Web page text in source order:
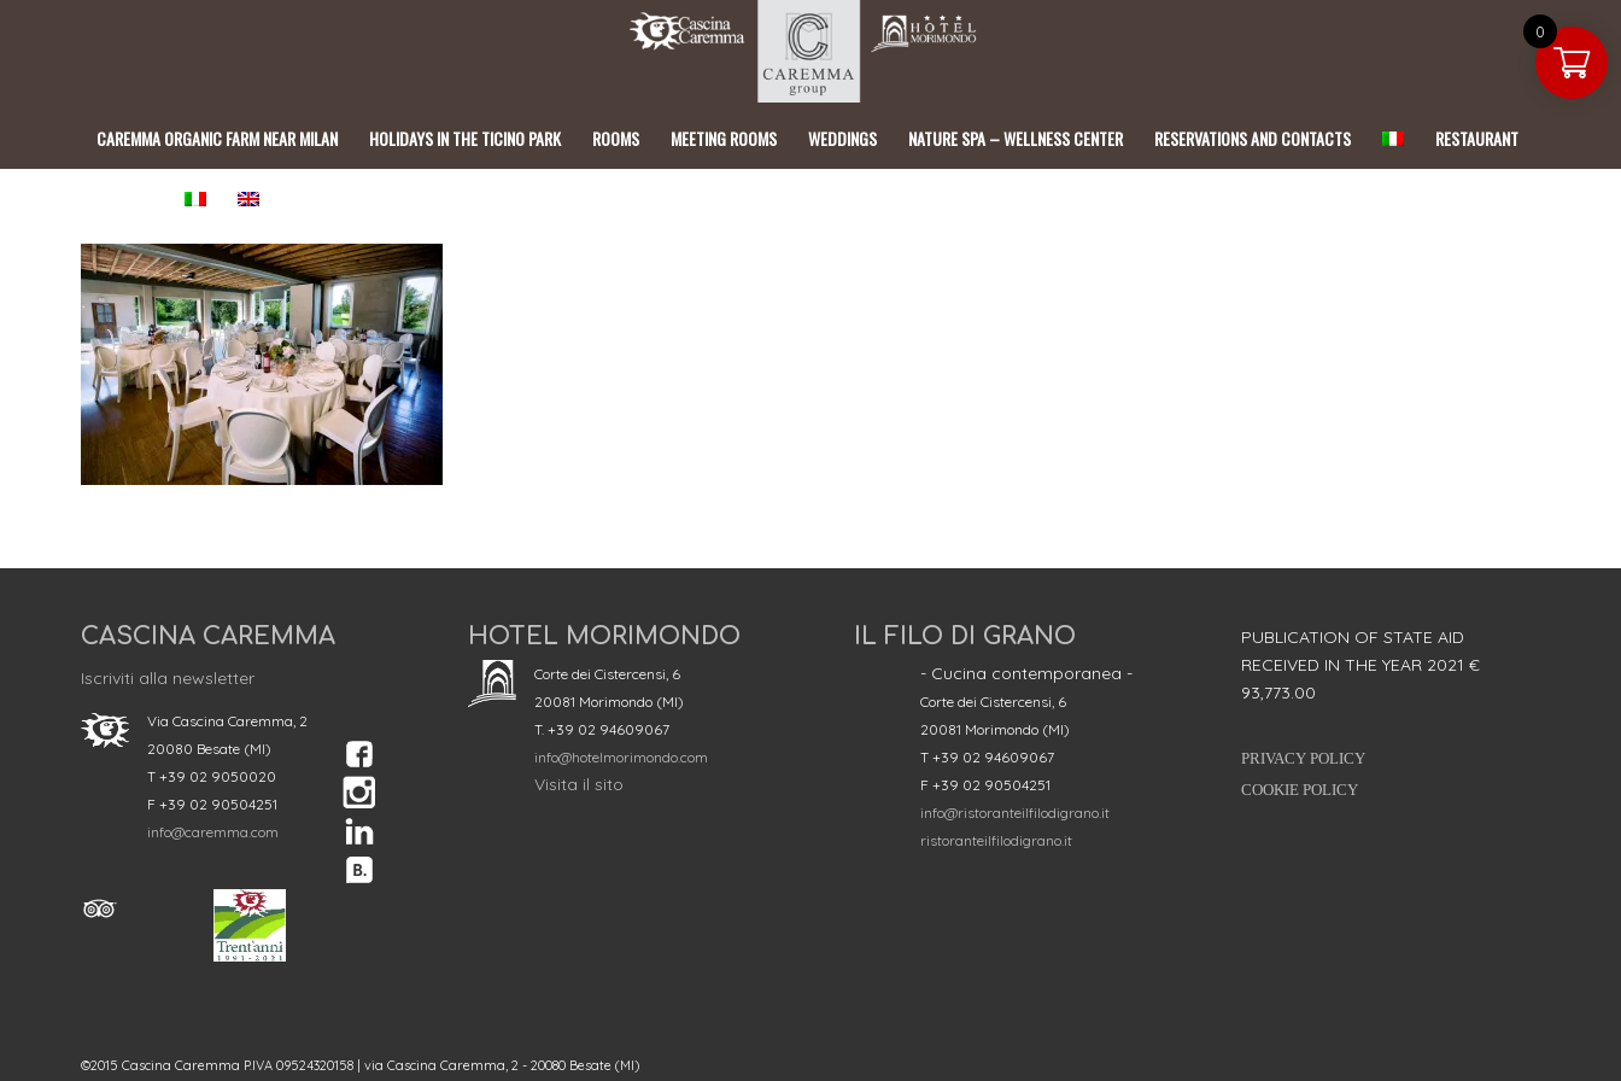
0
CAREMMA ORGANIC FARM NEAR MILAN HOLIDAYS IN THE TICINO PARK ROOMS MEETING ROOMS WEDDINGS NATURE SPA – WELLNESS CENTER RESERVATIONS AND CONTACTS RESTAURANT
CASCINA CAREMMA
Iscriviti alla newsletter
Via Cascina Caremma, 2
20080 Besate (MI)
T +39 02 9050020
F +39 02 90504251
info@caremma.com
HOTEL MORIMONDO
Corte dei Cistercensi, 6
20081 Morimondo (MI)
T. +39 02 94609067
info@hotelmorimondo.com
Visita il sito
IL FILO DI GRANO
- Cucina contemporanea -
Corte dei Cistercensi, 6
20081 Morimondo (MI)
T +39 02 94609067
F +39 02 90504251
info@ristoranteilfilodigrano.it
ristoranteilfilodigrano.it
PUBLICATION OF STATE AID
RECEIVED IN THE YEAR 2021 €
93,773.00
PRIVACY POLICY
COOKIE POLICY
©2015 Cascina Caremma P.IVA 09524320158 | via Cascina Caremma, 2 - 20080 Besate (MI)